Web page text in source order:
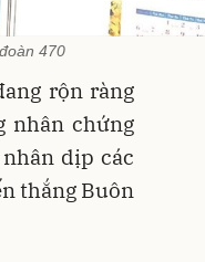
470
rộn ràng
nhân chứng
dịp các
thắng Buôn